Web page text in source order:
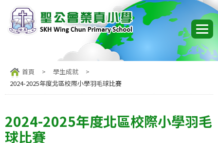
首頁 > 學生成就
>
2024-2025年度北區校際小學羽毛球比賽
2024-2025年度北區校際小學羽毛
球比賽